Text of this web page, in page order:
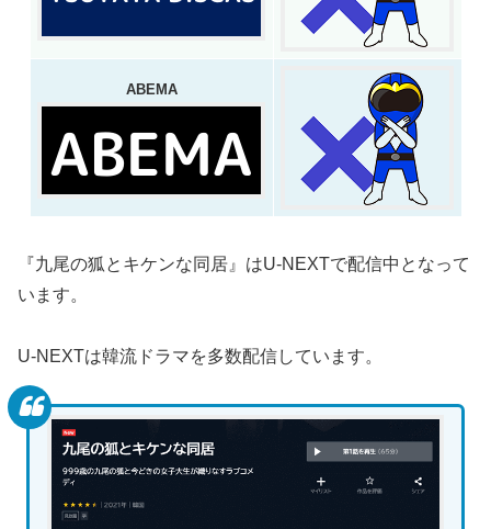
ABEMA
『九尾の狐とキケンな同居』はU-NEXTで配信中となって
います。
U-NEXTは韓流ドラマを多数配信しています。